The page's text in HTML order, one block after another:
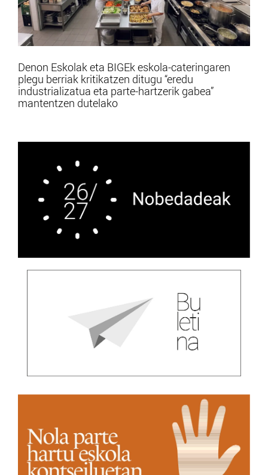
Denon Eskolak eta BIGEk eskola-cateringaren
plegu berriak kritikatzen ditugu “eredu
industrializatua eta parte-hartzerik gabea”
mantentzen dutelako